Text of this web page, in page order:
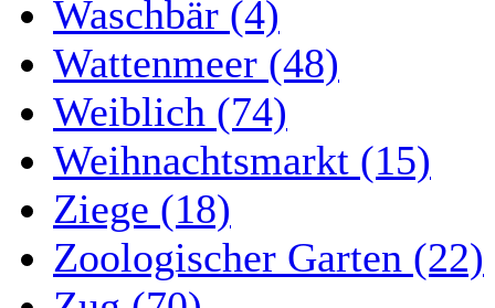
Waschbär (4)
Wattenmeer (48)
Weiblich (74)
Weihnachtsmarkt (15)
Ziege (18)
Zoologischer Garten (22)